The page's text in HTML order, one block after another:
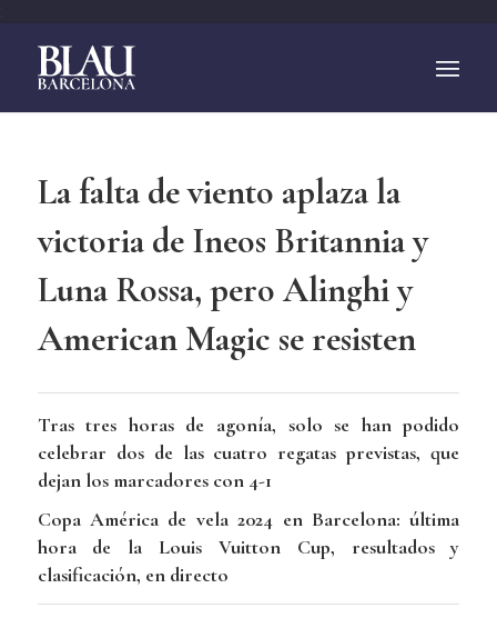
La falta de viento aplaza la
victoria de Ineos Britannia y
Luna Rossa, pero Alinghi y
American Magic se resisten
Tras tres horas de agonía, solo se han podido
celebrar dos de las cuatro regatas previstas, que
dejan los marcadores con 4-1
Copa América de vela 2024 en Barcelona: última
hora de la Louis Vuitton Cup, resultados y
clasificación, en directo